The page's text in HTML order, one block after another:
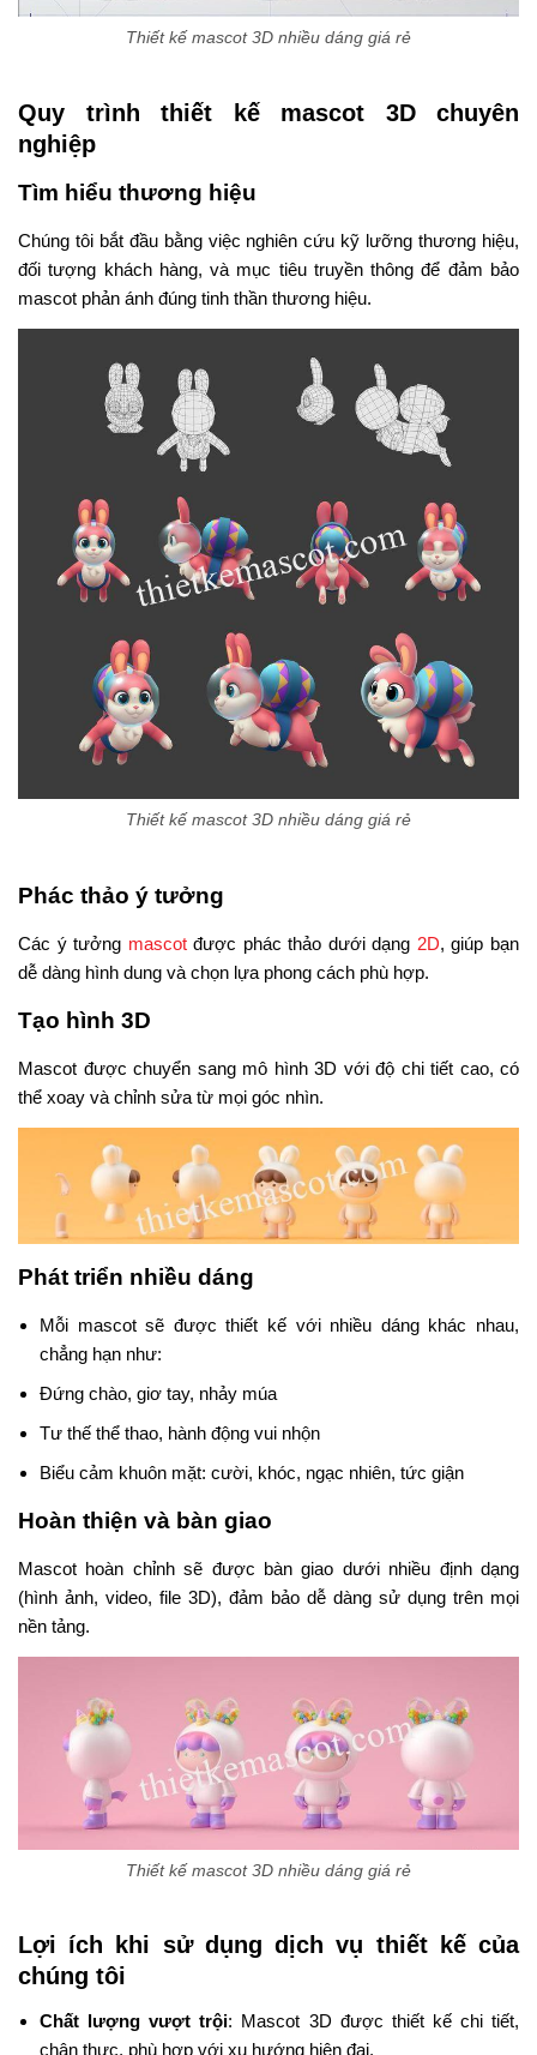
Thiết kế mascot 3D nhiều dáng giá rẻ
Quy trình thiết kế mascot 3D chuyên
nghiệp
Tìm hiểu thương hiệu
Chúng tôi bắt đầu bằng việc nghiên cứu kỹ lưỡng thương hiệu,
đối tượng khách hàng, và mục tiêu truyền thông để đảm bảo
mascot phản ánh đúng tinh thần thương hiệu.
Thiết kế mascot 3D nhiều dáng giá rẻ
Phác thảo ý tưởng
Các ý tưởng mascotđược phác thảo dưới dạng 2D, giúp bạn
dễ dàng hình dung và chọn lựa phong cách phù hợp.
Tạo hình 3D
Mascot được chuyển sang mô hình 3D với độ chi tiết cao, có
thể xoay và chỉnh sửa từ mọi góc nhìn.
Phát triển nhiều dáng
Mỗi mascot sẽ được thiết kế với nhiều dáng khác nhau,
chẳng hạn như:
Đứng chào, giơ tay, nhảy múa
Tư thế thể thao, hành động vui nhộn
Biểu cảm khuôn mặt: cười, khóc, ngạc nhiên, tức giận
Hoàn thiện và bàn giao
Mascot hoàn chỉnh sẽ được bàn giao dưới nhiều định dạng
(hình ảnh, video, file 3D), đảm bảo dễ dàng sử dụng trên mọi
nền tảng.
Thiết kế mascot 3D nhiều dáng giá rẻ
Lợi ích khi sử dụng dịch vụ thiết kế của
chúng tôi
Chất lượng vượt trội: Mascot 3D được thiết kế chi tiết,
chân thực, phù hợp với xu hướng hiện đại.